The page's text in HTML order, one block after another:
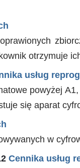
otrzymuje
usług
powyżej
się aparat
w
Cennika usług